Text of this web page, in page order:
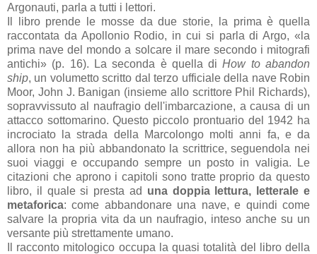
Argonauti, parla a tutti i lettori.
Il libro prende le mosse da due storie, la prima è quella
raccontata da Apollonio Rodio, in cui si parla di Argo, «la
prima nave del mondo a solcare il mare secondo i mitografi
antichi» (p. 16). La seconda è quella diHow to abandon
ship, un volumetto scritto dal terzo ufficiale della nave Robin
Moor, John J. Banigan (insieme allo scrittore Phil Richards),
sopravvissuto al naufragio dell'imbarcazione, a causa di un
attacco sottomarino. Questo piccolo prontuario del 1942 ha
incrociato la strada della Marcolongo molti anni fa, e da
allora non ha più abbandonato la scrittrice, seguendola nei
suoi viaggi e occupando sempre un posto in valigia. Le
citazioni che aprono i capitoli sono tratte proprio da questo
libro, il quale si presta ad una doppia lettura, letterale e
metaforica: come abbandonare una nave, e quindi come
salvare la propria vita da un naufragio, inteso anche su un
versante più strettamente umano.
Il racconto mitologico occupa la quasi totalità del libro della